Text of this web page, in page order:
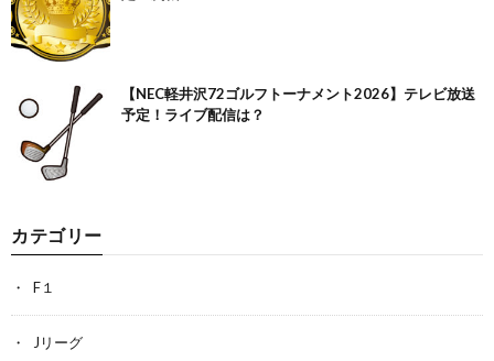
【NEC軽井沢72ゴルフトーナメント2026】テレビ放送
予定！ライブ配信は？
カテゴリー
F１
Jリーグ